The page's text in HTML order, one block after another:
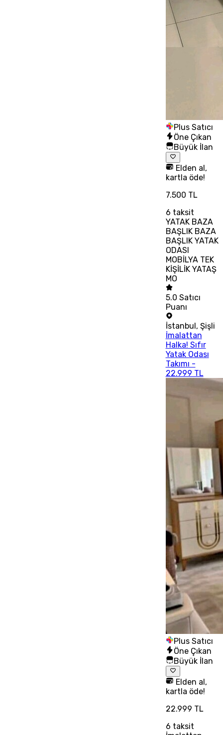
Plus Satıcı
Öne Çıkan
Büyük İlan
Elden al,
kartla öde!
7.500 TL
6 taksit
YATAK BAZA
BAŞLIK BAZA
BAŞLIK YATAK
ODASI
MOBİLYA TEK
KİŞİLİK YATAŞ
MO
5.0 Satıcı
Puanı
İstanbul, Şişli
İmalattan
Halka! Sıfır
Yatak Odası
Takımı -
22.999 TL
Plus Satıcı
Öne Çıkan
Büyük İlan
Elden al,
kartla öde!
22.999 TL
6 taksit